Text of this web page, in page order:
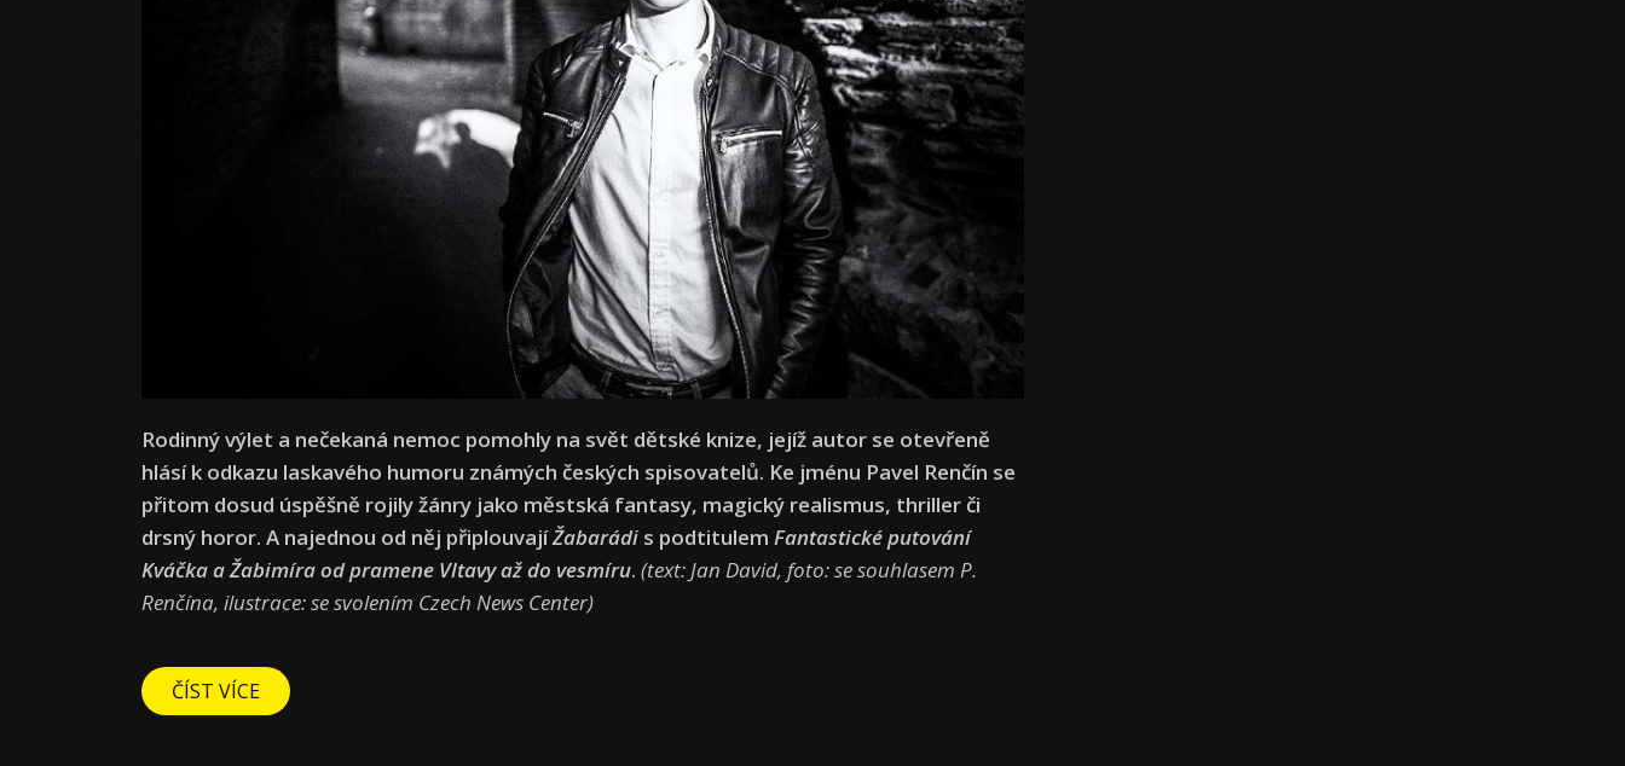
Rodinný výlet a nečekaná nemoc pomohly na svět dětské knize, jejíž autor se otevřeně
hlásí k odkazu laskavého humoru známých českých spisovatelů. Ke jménu Pavel Renčín se
přitom dosud úspěšně rojily žánry jako městská fantasy, magický realismus, thriller či
drsný horor. A najednou od něj připlouvajíŽabarádi s podtitulem Fantastické putování
Kváčka a Žabimíra od pramene Vltavy až do vesmíru. (text: Jan David, foto: se souhlasem P.
Renčína, ilustrace: se svolením Czech News Center)
ČÍST VÍCE